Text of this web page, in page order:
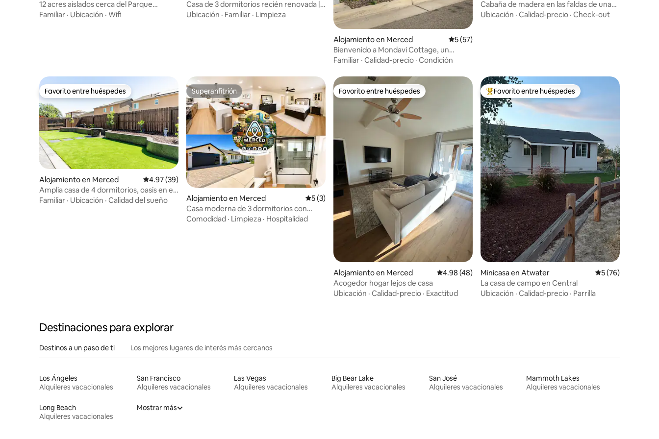
12 acres aislados cerca del Parque
Nacional de Yosemite
Familiar · Ubicación · Wifi
Casa de 3 dormitorios recién renovada |
Retiro tranquilo
Ubicación · Familiar · Limpieza
Alojamiento en Merced Calificación promedio: 5 de 5, 57 reseñas
5 (57)
Bienvenido a Mondavi Cottage, un
acogedor y cómodo Airbnb
Familiar · Calidad-precio · Condición
Cabaña de madera en las faldas de una
montaña.
Ubicación · Calidad-precio · Check-out
Favorito entre huéspedes
Favorito entre huéspedes
Alojamiento en Merced Calificación promedio: 4.97 de 5, 39 reseñas
4.97 (39)
Amplia casa de 4 dormitorios, oasis en el
patio trasero
Familiar · Ubicación · Calidad del sueño
Superanfitrión
Superanfitrión
Alojamiento en Merced Calificación promedio: 5 de 5, 3 reseñas
5 (3)
Casa moderna de 3 dormitorios con
garaje, televisores inteligentes y
Comodidad · Limpieza · Hospitalidad
Favorito entre huéspedes
Favorito entre huéspedes
Alojamiento en Merced Calificación promedio: 4.98 de 5, 48 reseñas
4.98 (48)
Acogedor hogar lejos de casa
Ubicación · Calidad-precio · Exactitud
Favorito entre huéspedes preferido
Favorito entre huéspedes
Minicasa en Atwater Calificación
5 (76)
La casa de campo en Central
Ubicación · Calidad-precio · Parrilla
Destinaciones para explorar
Destinos a un paso de ti Los mejores lugares de interés más cercanos
Los Ángeles
Alquileres vacacionales
San Francisco
Alquileres vacacionales
Las Vegas
Alquileres vacacionales
Big Bear Lake
Alquileres vacacionales
San José
Alquileres vacacionales
Mammoth Lakes
Alquileres vacacionales
Long Beach
Alquileres vacacionales
Mostrar más